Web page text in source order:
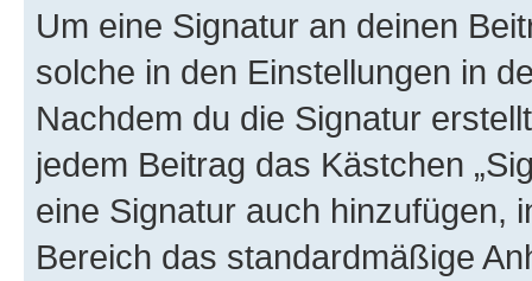
Um eine Signatur an deinen
solche in den Einstellungen in
Nachdem du die Signatur
jedem Beitrag das Kästchen
eine Signatur auch hinzufügen,
Bereich das standardmäßige